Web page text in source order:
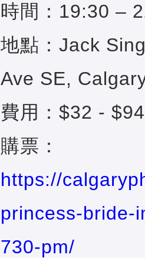
時間：19:30 –
地點：Jack
Ave SE,
費用：$32 - $94
購票：
https://
princess-bride-
730-pm/